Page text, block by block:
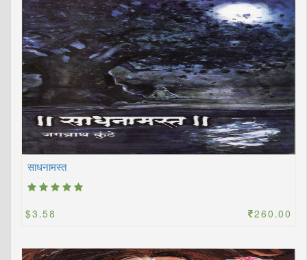
साधनामस्त
$3.58 260.00